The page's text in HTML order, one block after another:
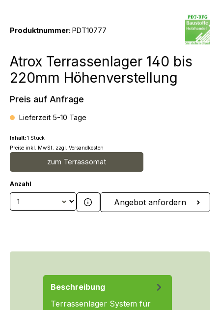
Produktnummer: PDT10777
Atrox Terrassenlager 140 bis
220mm Höhenverstellung
Preis auf Anfrage
Lieferzeit 5-10 Tage
Inhalt:1 Stück
Preise inkl. MwSt. zzgl. Versandkosten
zum Terrassomat
Anzahl
Produkt Anzahl: Gib denAngebot anfordern
Beschreibung
Terrassenlager System für